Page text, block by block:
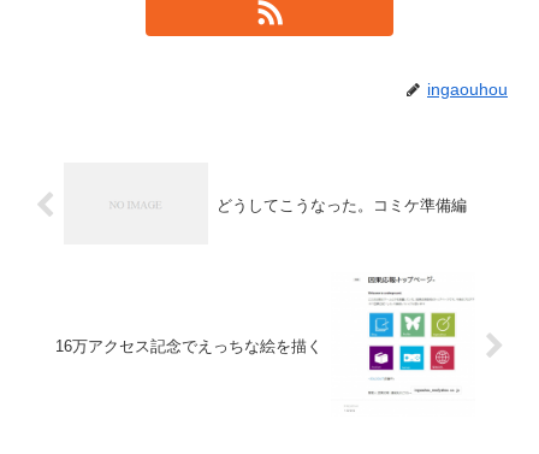
ingaouhou
どうしてこうなった。コミケ準備編
16万アクセス記念でえっちな絵を描く